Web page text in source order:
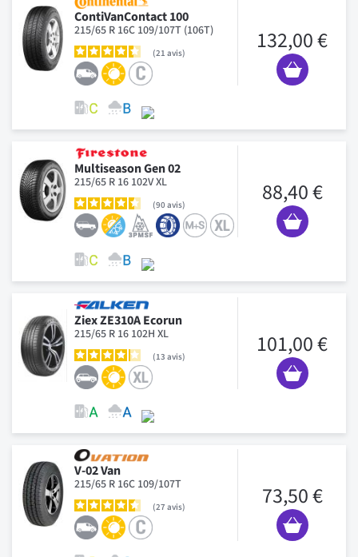
ContiVanContact 100
215/65 R 16C 109/107T (106T)
21 avis 132,00 €
Multiseason Gen 02
215/65 R 16 102V XL
90avis 88,40 €
Ziex ZE310A Ecorun
215/65 R 16 102H XL
13 avis 101,00 €
V-02 Van
215/65 R 16C 109/107T
27 avis 73,50 €